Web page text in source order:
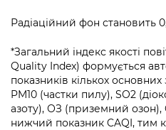
Радіаційний фон становить
*Загальний індекс якості
Quality Index) формується
показників кількох основних
PM10 (частки пилу), SO2
азоту), ОЗ (приземний
нижчий показник CAQI, тим